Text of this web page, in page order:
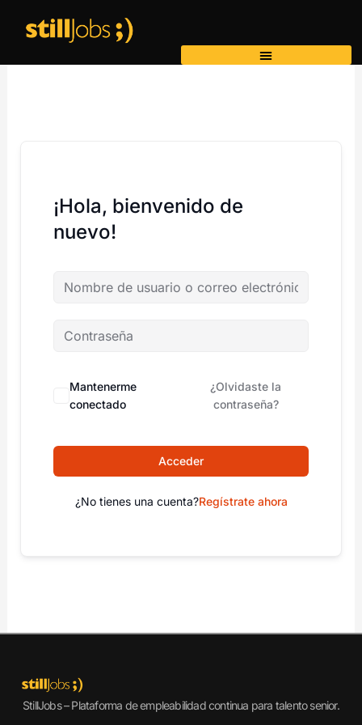
¡Hola, bienvenido de
nuevo!
Mantenerme
conectado
¿Olvidaste la
contraseña?
Acceder
¿No tienes una cuenta?Regístrate ahora
StillJobs – Plataforma de empleabilidad continua para talento senior.